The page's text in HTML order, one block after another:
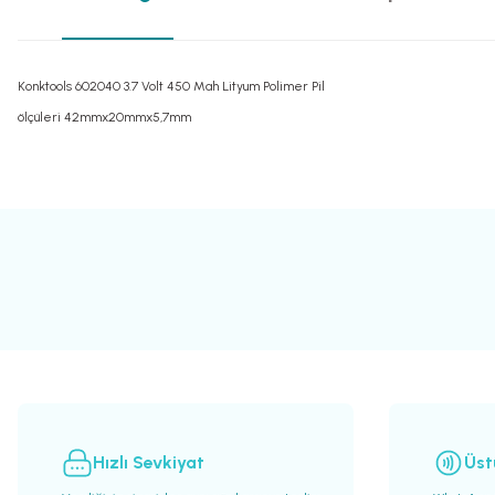
Konktools 602040 3.7 Volt 450 Mah Lityum Polimer Pil
ölçüleri 42mmx20mmx5,7mm
Hızlı Sevkiyat